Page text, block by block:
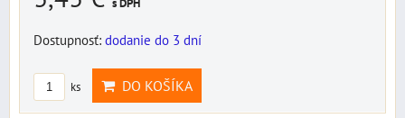
s DPH
Dostupnosť: dodanie do 3 dní
ks DO KOŠÍKA